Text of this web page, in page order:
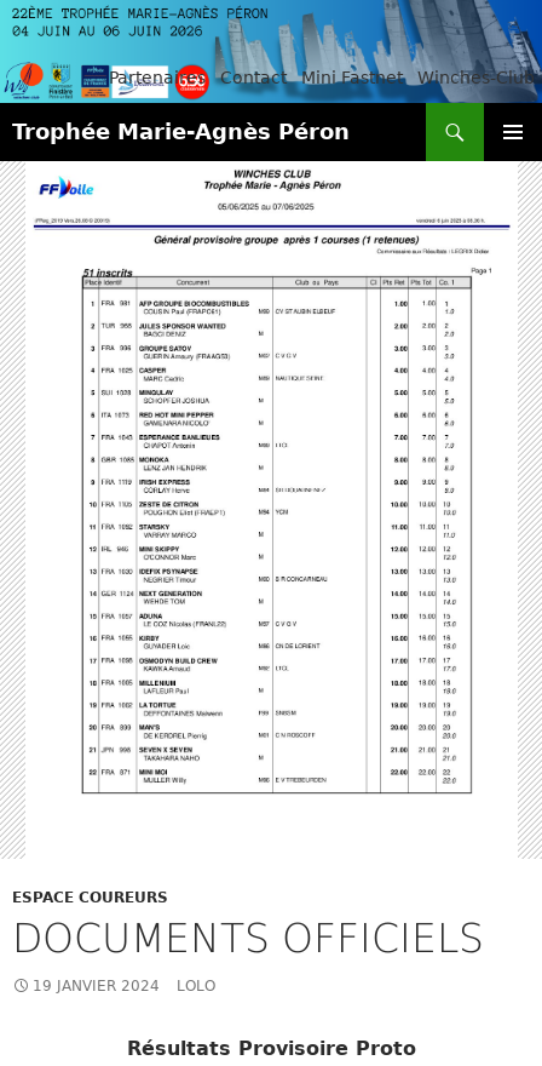
Partenaires Contact Mini Fastnet Winches-Club
Trophée Marie-Agnès Péron
MENU
AU
CONTENU
ESPACE COUREURS
DOCUMENTS OFFICIELS
19 JANVIER 2024 LOLO
Résultats Provisoire Proto